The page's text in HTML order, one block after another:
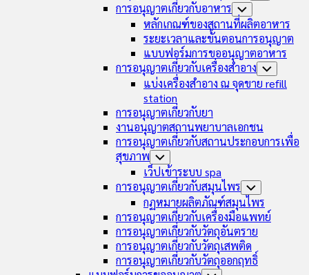
การอนุญาตเกี่ยวกับอาหาร Toggle
Child
Menu
หลักเกณฑ์ของสถานที่ผลิตอาหาร
ระยะเวลาและขั้นตอนการอนุญาต
แบบฟอร์มการขออนุญาตอาหาร
การอนุญาตเกี่ยวกับเครื่องสำอาง Toggle
Child
Menu
แบ่งเครื่องสำอาง ณ จุดขาย refill
station
การอนุญาตเกี่ยวกับยา
งานอนุญาตสถานพยาบาลเอกชน
การอนุญาตเกี่ยวกับสถานประกอบการเพื่อ
สุขภาพ Toggle
Child
Menu
เว็ปเข้าระบบ spa
การอนุญาตเกี่ยวกับสมุนไพร Toggle
Child
Menu
กฏหมายผลิตภัณฑ์สมุนไพร
การอนุญาตเกี่ยวกับเครื่องมือแพทย์
การอนุญาตเกี่ยวกับวัตถุอันตราย
การอนุญาตเกี่ยวกับวัตถุเสพติด
การอนุญาตเกี่ยวกับวัตถุออกฤทธิ์